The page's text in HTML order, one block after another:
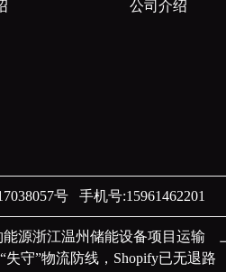
公司介绍
号 手机号:15961462201
能源浙江温州储能设备项目运输
“失守”物流防线，Shopify已无退路